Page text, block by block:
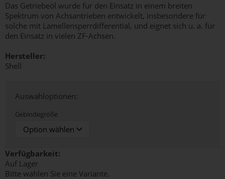
Das Getriebeöl wurde für den Einsatz in einem breiten
Spektrum von Achsantrieben entwickelt, insbesondere für
solche mit Lamellensperrdifferential, und eignet sich u. a. für
den Einsatz in vielen ZF-Achsen.
Hersteller:
Shell
Auswahloptionen:
Gebindegröße
Verfügbarkeit:
Auf Lager
Bitte wählen Sie eine Variante.